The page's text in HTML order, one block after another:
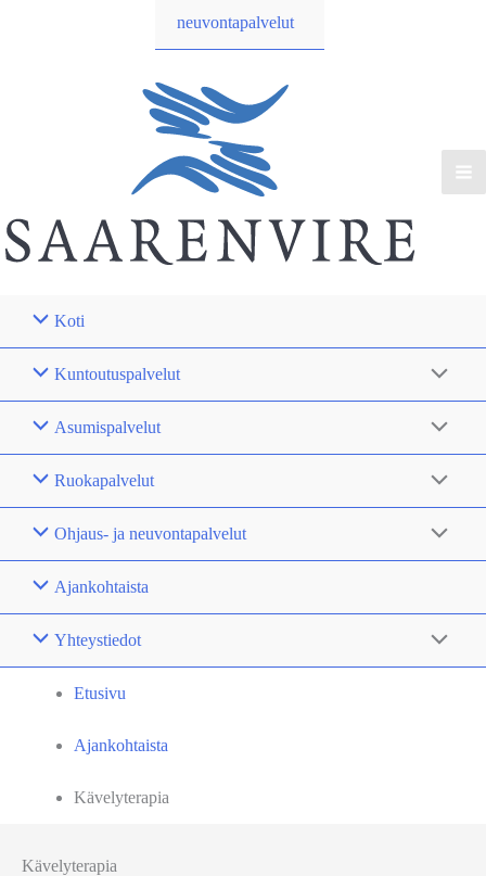
neuvontapalvelut
Koti
Kuntoutuspalvelut
Asumispalvelut
Ruokapalvelut
Ohjaus- ja neuvontapalvelut
Ajankohtaista
Yhteystiedot
Etusivu
Ajankohtaista
Kävelyterapia
Kävelyterapia